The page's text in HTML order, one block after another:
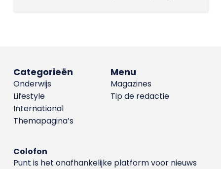
Menu
Magazines
Tip de redactie
Categorieën
Onderwijs
Lifestyle
International
Themapagina’s
Colofon
Punt is het onafhankelijke platform voor nieuws